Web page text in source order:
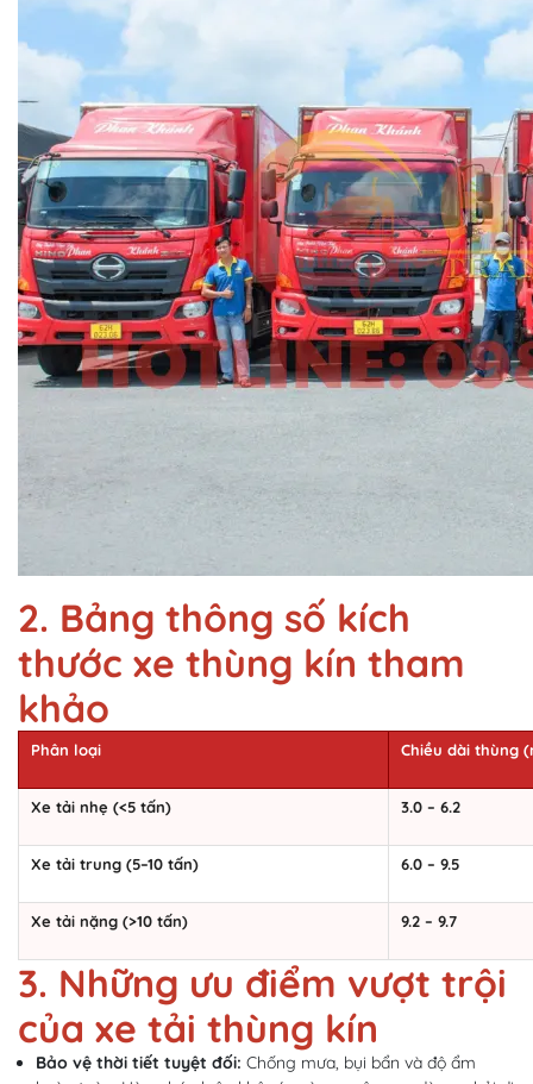
2. Bảng thông số kích
thước xe thùng kín tham
khảo
Phân loại Chiều dài thùng
Xe tải nhẹ (<5 tấn) 3.0 – 6.2
Xe tải trung (5–10 tấn) 6.0 – 9.5
Xe tải nặng (>10 tấn) 9.2 – 9.7
3. Những ưu điểm vượt trội
của xe tải thùng kín
Bảo vệ thời tiết tuyệt đối: Chống mưa, bụi bẩn và độ ẩm